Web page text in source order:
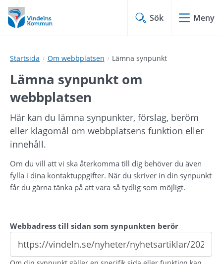
Hoppa
till
innehåll
Hoppa
till
undermeny
Sök Meny
Startsida Om webbplatsen Lämna synpunkt
Lämna synpunkt om
webbplatsen
Här kan du lämna synpunkter, förslag, beröm
eller klagomål om webbplatsens funktion eller
innehåll.
Om du vill att vi ska återkomma till dig behöver du även
fylla i dina kontaktuppgifter. När du skriver in din synpunkt
får du gärna tänka på att vara så tydlig som möjligt.
Webbadress till sidan som synpunkten berör